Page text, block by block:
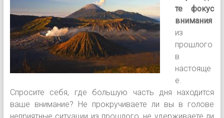
те фокус
внимания
из
прошлого
в
настояще
е.
Спросите себя, где большую часть дня находится
ваше внимание? Не прокручиваете ли вы в голове